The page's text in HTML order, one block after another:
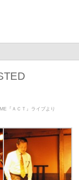
『ＡＣＴ』ライブより